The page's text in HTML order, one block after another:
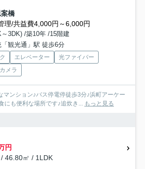
橋
理/共益費4,000円～6,000円
3DK) /築10年 /15階建
観光通」駅 徒歩6分
エレベーター
光ファイバー
メラ
マンション♪バス停電停徒歩3分♪浜町アーケー
にも便利な場所です♪追炊き... もっと見る
円
46.80㎡ / 1LDK